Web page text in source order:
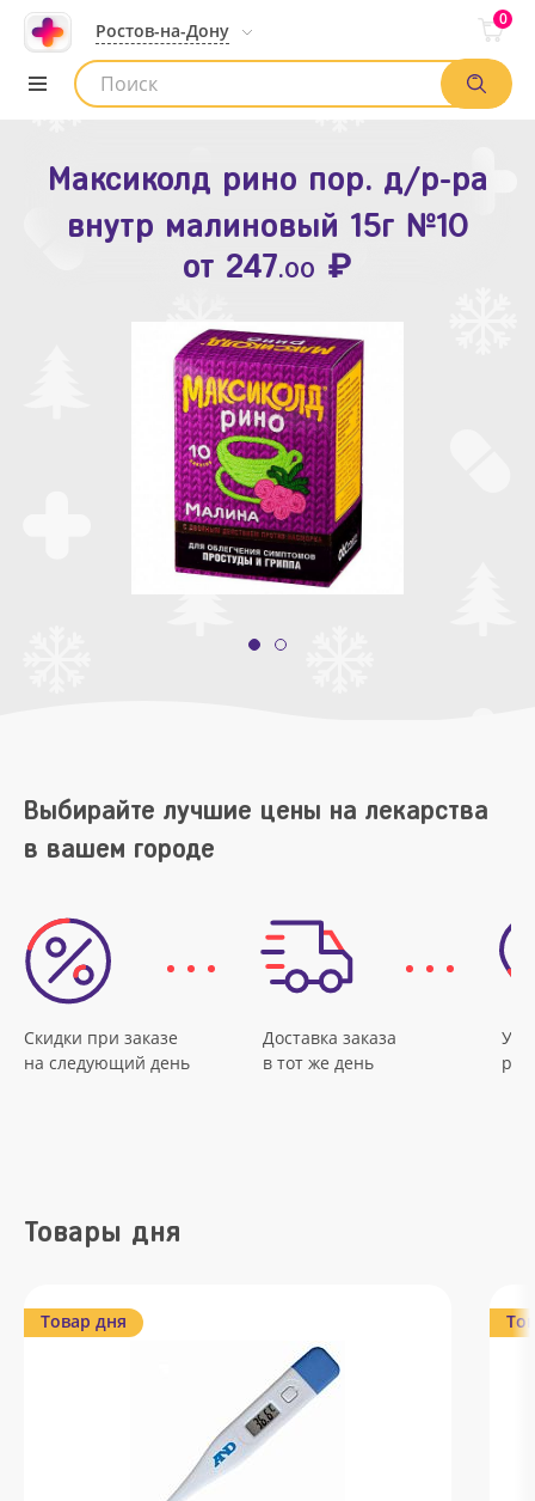
Ростов-на-Дону
0
Список аптек
Максиколд рино пор. д/р-ра
внутр малиновый 15г №10
от 247.00 ₽
Зодак таб. п.п.о. 10мг №10
от109.80 ₽
Выбирайте лучшие цены на лекарства
в вашем городе
Скидки при заказе
на следующий день
Доставка заказа
в тот же день
Товары дня
Товар дня